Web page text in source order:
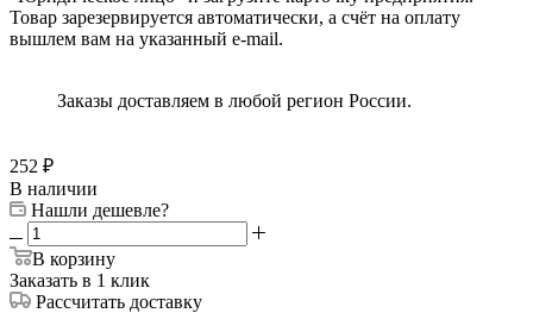
Товар зарезервируется автоматически, а счёт на оплату
вышлем вам на указанный e-mail.
Заказы доставляем в любой регион России.
252 ₽
В наличии
Нашли дешевле?
В корзину
Заказать в 1 клик
Рассчитать доставку